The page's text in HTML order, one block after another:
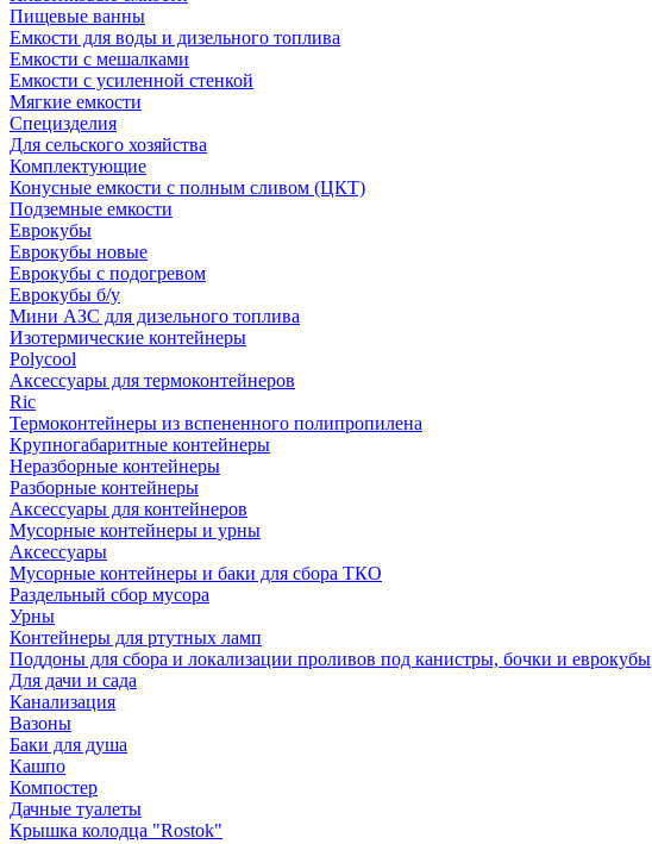
Пищевые ванны
Емкости для воды и дизельного топлива
Емкости с мешалками
Емкости с усиленной стенкой
Мягкие емкости
Специзделия
Для сельского хозяйства
Комплектующие
Конусные емкости с полным сливом (ЦКТ)
Подземные емкости
Еврокубы
Еврокубы новые
Еврокубы с подогревом
Еврокубы б/у
Мини АЗС для дизельного топлива
Изотермические контейнеры
Polycool
Аксессуары для термоконтейнеров
Ric
Термоконтейнеры из вспененного полипропилена
Крупногабаритные контейнеры
Неразборные контейнеры
Разборные контейнеры
Аксессуары для контейнеров
Мусорные контейнеры и урны
Аксессуары
Мусорные контейнеры и баки для сбора ТКО
Раздельный сбор мусора
Урны
Контейнеры для ртутных ламп
Поддоны для сбора и локализации проливов под канистры, бочки и еврокубы
Для дачи и сада
Канализация
Вазоны
Баки для душа
Кашпо
Компостер
Дачные туалеты
Крышка колодца "Rostok"